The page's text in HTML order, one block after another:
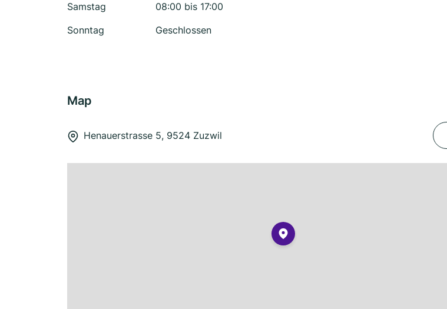
Samstag
08:00 bis 17:00
Sonntag
Geschlossen
Map
Henauerstrasse 5, 9524 Zuzwil